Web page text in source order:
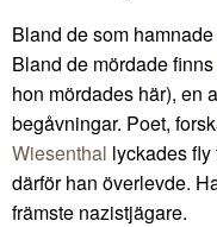
Bland de som
Bland de mördade finns
hon mördades här), en
begåvningar. Poet,
Wiesenthal lyckades
därför han överlevde.
främste nazistjägare.